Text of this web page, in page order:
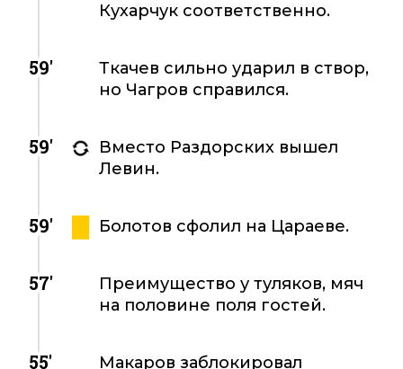
Кухарчук соответственно.
59'
Ткачев сильно ударил в створ,
но Чагров справился.
59'
Вместо Раздорских вышел
Левин.
59' Болотов сфолил на Цараеве.
57'
Преимущество у туляков, мяч
на половине поля гостей.
55' Макаров заблокировал